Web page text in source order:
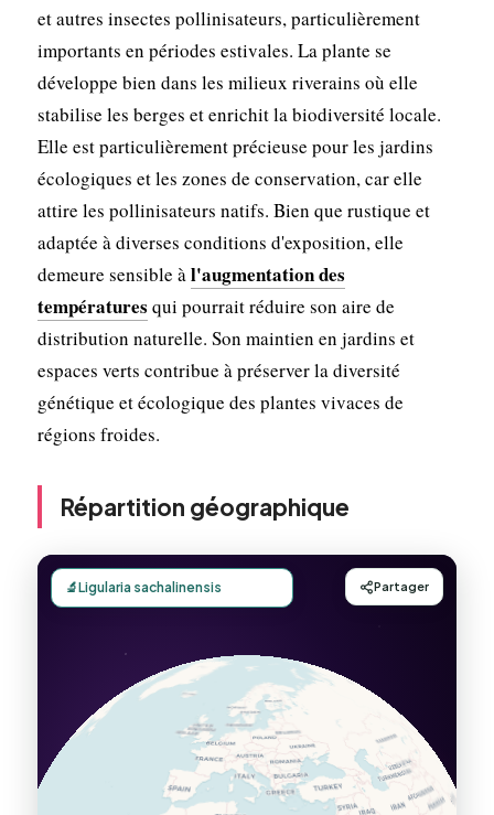
et autres insectes pollinisateurs, particulièrement
importants en périodes estivales. La plante se
développe bien dans les milieux riverains où elle
stabilise les berges et enrichit la biodiversité locale.
Elle est particulièrement précieuse pour les jardins
écologiques et les zones de conservation, car elle
attire les pollinisateurs natifs. Bien que rustique et
adaptée à diverses conditions d'exposition, elle
demeure sensible àl'augmentation des
températures qui pourrait réduire son aire de
distribution naturelle. Son maintien en jardins et
espaces verts contribue à préserver la diversité
génétique et écologique des plantes vivaces de
régions froides.
Répartition géographique